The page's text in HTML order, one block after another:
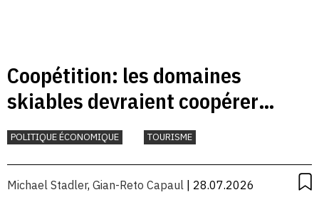
Coopétition: les domaines
skiables devraient coopérer
davantage
POLITIQUE ÉCONOMIQUE TOURISME
Michael Stadler, Gian-Reto Capaul | 28.07.2026